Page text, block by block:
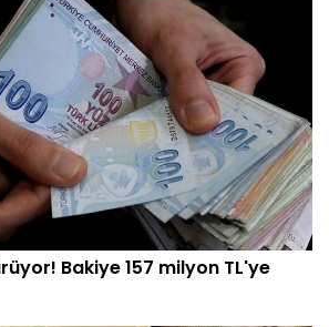
Bakiye 157 milyon TL'ye